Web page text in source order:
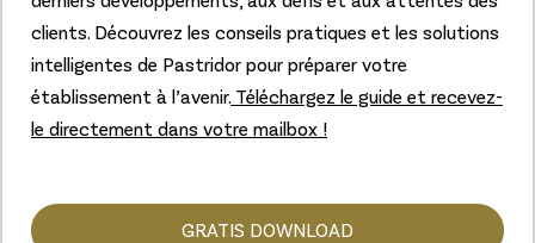
clients. Découvrez les conseils pratiques et les solutions
intelligentes de Pastridor pour préparer votre
établissement à l’avenir. Téléchargez le guide et recevez-
le directement dans votre mailbox !
GRATIS DOWNLOAD